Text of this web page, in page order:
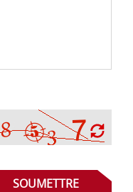
SOUMETTRE